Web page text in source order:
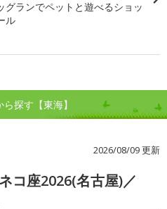
グランでペットと遊べるショッ
ル
探す【東海】
2026/08/09 更新
コ座2026(名古屋)／